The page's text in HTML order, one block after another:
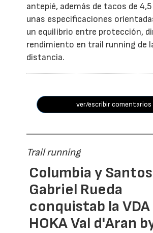
antepié, además de tacos de
unas especificaciones
un equilibrio entre protección,
rendimiento en trail running de
distancia.
ver/escribir comentarios
Trail running
Columbia y Santos
Gabriel Rueda
conquistab la VDA
HOKA Val d'Aran